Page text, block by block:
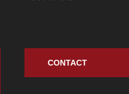
CONTACT